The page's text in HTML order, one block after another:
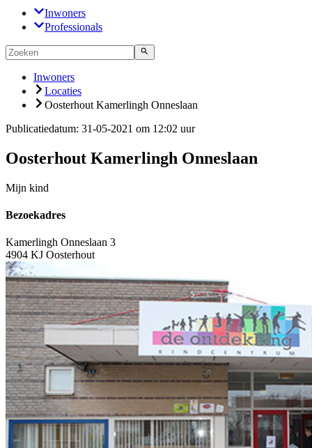
Inwoners
Professionals
Inwoners
Locaties
Oosterhout Kamerlingh Onneslaan
Publicatiedatum: 31-05-2021 om 12:02 uur
Oosterhout Kamerlingh Onneslaan
Mijn kind
Bezoekadres
Kamerlingh Onneslaan 3
4904 KJ Oosterhout